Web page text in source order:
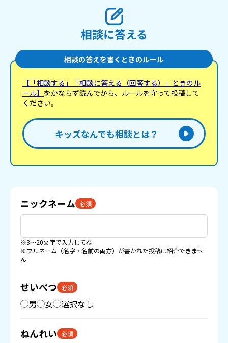
相談に答える
相談の答えを書くときのルール
【「相談する」「相談に答える（回答する）」ときのル
ール】 をかならず読んでから、ルールを守って投稿して
ください。
キッズなんでも相談とは？
ニックネーム 必須
※3〜20文字で入力してね
※フルネーム（名字・名前の両方）が書かれた投稿は紹介できませ
ん
せいべつ 必須
男 女 選択なし
ねんれい 必須